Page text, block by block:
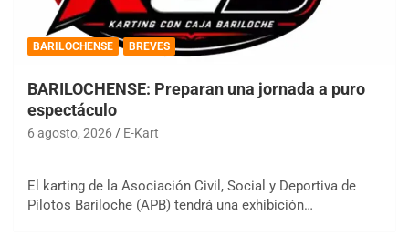
BARILOCHENSE BREVES
BARILOCHENSE: Preparan una jornada a puro
espectáculo
6 agosto, 2026 E-Kart
El karting de la Asociación Civil, Social y Deportiva de
Pilotos Bariloche (APB) tendrá una exhibición…